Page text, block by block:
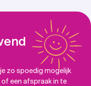
zo spoedig mogelijk
een afspraak in te